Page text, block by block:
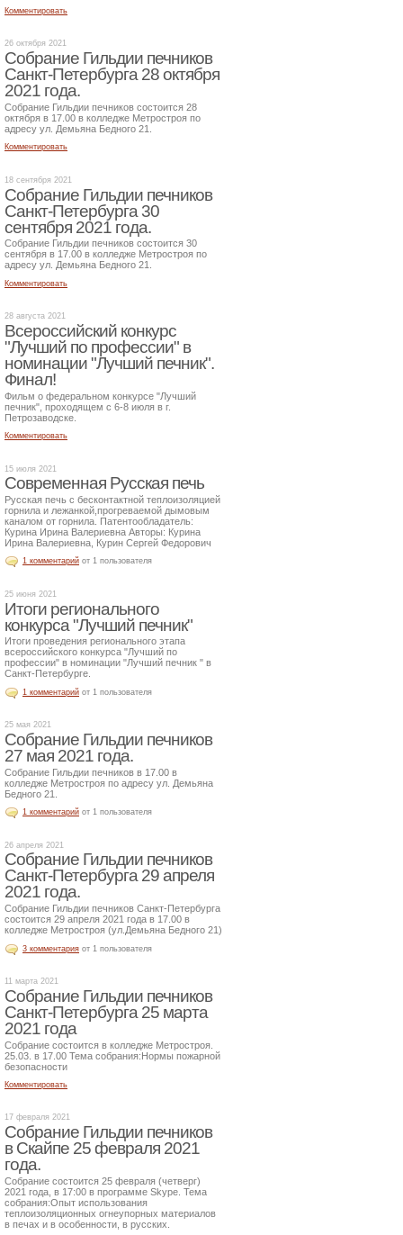
Комментировать
26 октября 2021
Собрание Гильдии печников
Санкт-Петербурга 28 октября
2021 года.
Собрание Гильдии печников состоится 28
октября в 17.00 в колледже Метростроя по
адресу ул. Демьяна Бедного 21.
Комментировать
18 сентября 2021
Собрание Гильдии печников
Санкт-Петербурга 30
сентября 2021 года.
Собрание Гильдии печников состоится 30
сентября в 17.00 в колледже Метростроя по
адресу ул. Демьяна Бедного 21.
Комментировать
28 августа 2021
Всероссийский конкурс
"Лучший по профессии" в
номинации "Лучший печник".
Финал!
Фильм о федеральном конкурсе "Лучший
печник", проходящем с 6-8 июля в г.
Петрозаводске.
Комментировать
15 июля 2021
Современная Русская печь
Русская печь с бесконтактной теплоизоляцией
горнила и лежанкой,прогреваемой дымовым
каналом от горнила. Патентообладатель:
Курина Ирина Валериевна Авторы: Курина
Ирина Валериевна, Курин Сергей Федорович
1 комментарий от 1 пользователя
25 июня 2021
Итоги регионального
конкурса "Лучший печник"
Итоги проведения регионального этапа
всероссийского конкурса "Лучший по
профессии" в номинации "Лучший печник " в
Санкт-Петербурге.
1 комментарий от 1 пользователя
25 мая 2021
Собрание Гильдии печников
27 мая 2021 года.
Собрание Гильдии печников в 17.00 в
колледже Метростроя по адресу ул. Демьяна
Бедного 21.
1 комментарий от 1 пользователя
26 апреля 2021
Собрание Гильдии печников
Санкт-Петербурга 29 апреля
2021 года.
Собрание Гильдии печников Санкт-Петербурга
состоится 29 апреля 2021 года в 17.00 в
колледже Метростроя (ул.Демьяна Бедного 21)
3 комментария от 1 пользователя
11 марта 2021
Собрание Гильдии печников
Санкт-Петербурга 25 марта
2021 года
Собрание состоится в колледже Метростроя.
25.03. в 17.00 Тема собрания:Нормы пожарной
безопасности
Комментировать
17 февраля 2021
Собрание Гильдии печников
в Скайпе 25 февраля 2021
года.
Собрание состоится 25 февраля (четверг)
2021 года, в 17:00 в программе Skype. Тема
собрания:Опыт использования
теплоизоляционных огнеупорных материалов
в печах и в особенности, в русских.